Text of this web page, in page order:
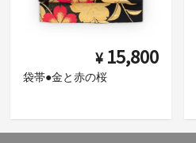
¥ 15,800
袋帯●金と赤の桜